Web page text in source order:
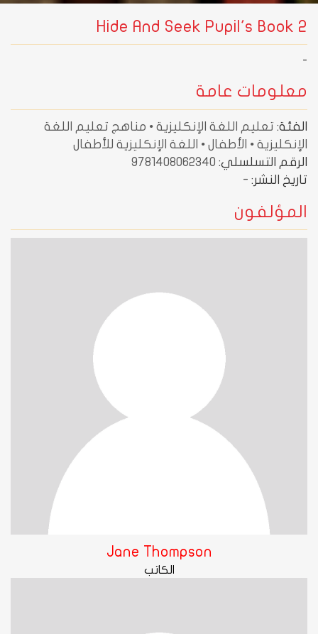
Hide And Seek Pupil's Book 2
-
معلومات عامة
الفئة: تعليم اللغة الإنكليزية • مناهج تعليم اللغة
الإنكليزية • الأطفال • اللغة الإنكليزية للأطفال
الرقم التسلسلي: 9781408062340
تاريخ النشر: -
المؤلفون
Jane Thompson
الكاتب